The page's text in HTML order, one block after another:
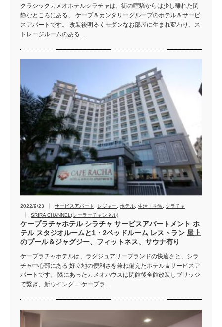
クラシックカメオホテルシラチャは、街の喧騒からは少し離れた閑
静なところにある、 ケープ＆カンタリーグループのホテル＆サービ
スアパートです。 改装後明るくモダンなお部屋に生まれ変わり、ス
トレージルームのある…
2022/9/23 サービスアパート レジャー ホテル 生活・学習
シラチャ
SRIRA CHANNEL(シーラーチャンネル)
ケープラチャホテル シラチャ サービスアパートメント ホ
テル スタジオルームと1・2ベッドルーム レストラン 屋上
のプール＆ジャグジー、フィットネス、サウナ有り
ケープラチャホテルは、ラグジュアリーブランドの快適さと、シラ
チャ中心部にある 好立地の便利さを兼ね備えたホテル＆サービスア
パートです。 隣にあったカメオハウスは閉館後全館改装しブリッジ
で繋ぎ、新ウイング＝ ケープラ…